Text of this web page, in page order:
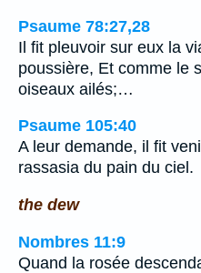
Psaume 78:27,28
Il fit pleuvoir sur eux la
poussière, Et comme le
oiseaux ailés;…
Psaume 105:40
A leur demande, il fit
rassasia du pain du ciel.
the dew
Nombres 11:9
Quand la rosée